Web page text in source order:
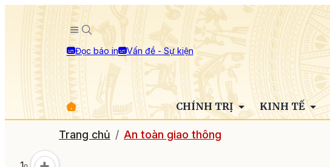
Đọc báo in Vấn đề - Sự kiện
CHÍNH TRỊ KINH TẾ
Trang chủ An toàn giao thông